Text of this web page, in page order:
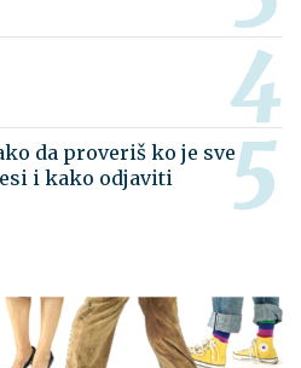
da proveriš ko je sve
i kako odjaviti